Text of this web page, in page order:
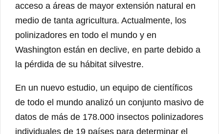
acceso a áreas de mayor extensión natural en
medio de tanta agricultura. Actualmente, los
polinizadores en todo el mundo y en
Washington están en declive, en parte debido a
la pérdida de su hábitat silvestre.
En un nuevo estudio, un equipo de científicos
de todo el mundo analizó un conjunto masivo de
datos de más de 178.000 insectos polinizadores
individuales de 19 países para determinar el